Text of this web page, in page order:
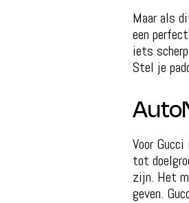
Maar als
een
iets
Stel je
Voor
tot
zijn. Het
geven.